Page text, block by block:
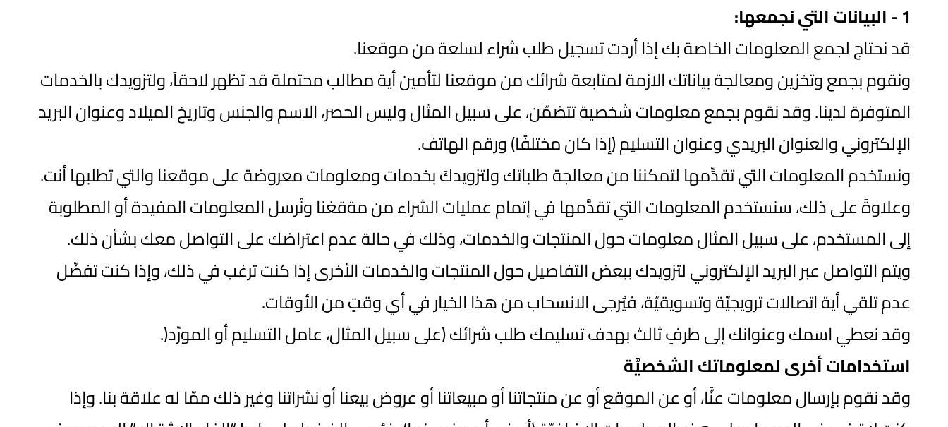
1 - البيانات التي نجمعها:
قد نحتاج لجمع المعلومات الخاصة بكَ إذا أردت تسجيل طلب شراء لسلعة من موقعنا.
ونقوم بجمع وتخزين ومعالجة بياناتك الازمة لمتابعة شرائك من موقعنا لتأمين أية مطالب محتملة قد تظهر لاحقاً، ولتزويدكَ بالخدمات
المتوفرة لدينا. وقد نقوم بجمع معلومات شخصية تتضمَّن، على سبيل المثال وليس الحصر، الاسم والجنس وتاريخ الميلاد وعنوان البريد
الإلكتروني والعنوان البريدي وعنوان التسليم (إذا كان مختلفًا) ورقم الهاتف.
ونستخدم المعلومات التي تقدِّمها لتمكننا من معالجة طلباتك ولتزويدكَ بخدمات ومعلومات معروضة على موقعنا والتي تطلبها أنت.
وعلاوةً على ذلك، سنستخدم المعلومات التي تقدَّمها في إتمام عمليات الشراء من مةقغنا ونُرسل المعلومات المفيدة أو المطلوبة
إلى المستخدم، على سبيل المثال معلومات حول المنتجات والخدمات، وذلك في حالة عدم اعتراضك على التواصل معك بشأن ذلك.
ويتم التواصل عبر البريد الإلكتروني لتزويدك ببعض التفاصيل حول المنتجات والخدمات الأخرى إذا كنت ترغب في ذلك، وإذا كنتَ تفضّل
عدم تلقي أية اتصالات ترويجيّة وتسويقيّة، فيُرجى الانسحاب من هذا الخيار في أي وقتٍ من الأوقات.
وقد نعطي اسمك وعنوانك إلى طرفٍ ثالث بهدف تسليمكَ طلب شرائك (على سبيل المثال، عامل التسليم أو المورِّد(.
استخدامات أخرى لمعلوماتك الشخصيَّة
وقد نقوم بإرسال معلومات عنَّا، أو عن الموقع أو عن منتجاتنا أو مبيعاتنا أو عروض بيعنا أو نشراتنا وغير ذلك ممّا له علاقة بنا. وإذا